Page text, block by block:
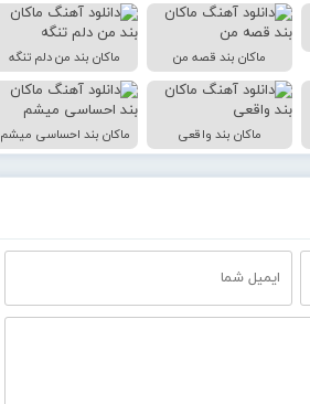
ماکان بند قصه من
ماکان بند من دلم تنگه
ماکان بند واقعی ماکان بند احساسی میشم